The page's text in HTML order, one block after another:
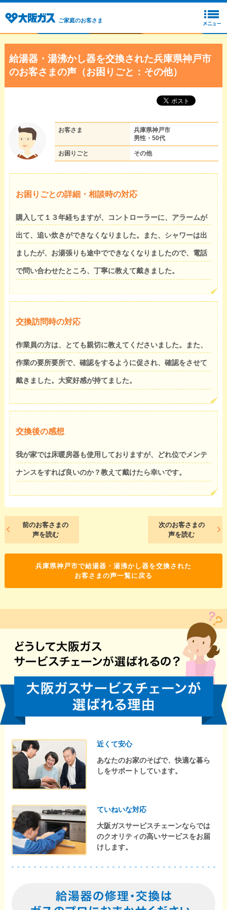
ご家庭のお客さま
給湯器・湯沸かし器を交換された兵庫県神戸市
のお客さまの声（お困りごと：その他）
お客さま
兵庫県神戸市
男性・50代
お困りごと その他
お困りごとの詳細・相談時の対応
購入して１３年経ちますが、コントローラーに、アラームが
出て、追い炊きができなくなりました。また、シャワーは出
ましたが、お湯張りも途中でできなくなりましたので、電話
で問い合わせたところ、丁寧に教えて戴きました。
交換訪問時の対応
作業員の方は、とても親切に教えてくださいました。また、
作業の要所要所で、確認をするように促され、確認をさせて
戴きました。大変好感が持てました。
交換後の感想
我が家では床暖房器も使用しておりますが、どれ位でメンテ
ナンスをすれば良いのか？教えて戴けたら幸いです。
前のお客さまの
声を読む
次のお客さまの
声を読む
兵庫県神戸市で給湯器・湯沸かし器を交換された
お客さまの声一覧に戻る
近くて安心
あなたのお家のそばで、快適な暮ら
しをサポートしています。
ていねいな対応
大阪ガスサービスチェーンならでは
のクオリティの高いサービスをお届
けします。